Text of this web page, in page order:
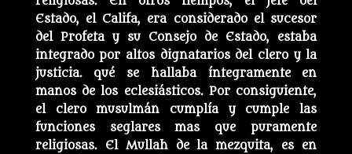
Estado, el Califa, era considerado el sucesor
del Profeta y su Consejo de Estado, estaba
integrado por altos dignatarios del clero y la
justicia. qué se hallaba íntegramente en
manos de los eclesiásticos. Por consiguiente,
el clero musulmán cumplía y cumple las
funciones seglares mas que puramente
religiosas. El Mullah de la mezquita, es en